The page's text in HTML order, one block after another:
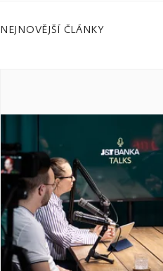
NEJNOVĚJŠÍ ČLÁNKY